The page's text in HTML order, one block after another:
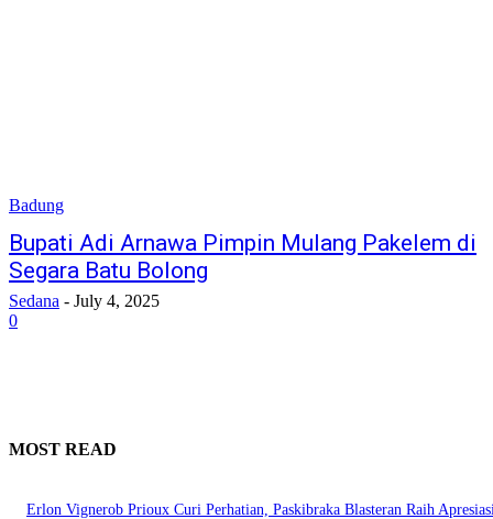
Badung
Bupati Adi Arnawa Pimpin Mulang Pakelem di
Segara Batu Bolong
Sedana - July 4, 2025
0
MOST READ
Erlon Vignerob Prioux Curi Perhatian, Paskibraka Blasteran Raih